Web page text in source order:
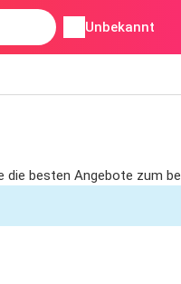
Unbekannt
die besten Angebote zum